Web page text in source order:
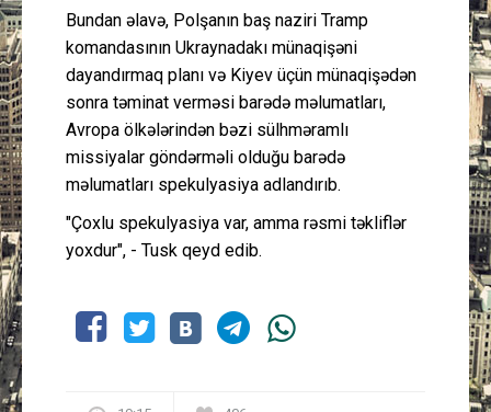
Bundan əlavə, Polşanın baş naziri Tramp
komandasının Ukraynadakı münaqişəni
dayandırmaq planı və Kiyev üçün münaqişədən
sonra təminat verməsi barədə məlumatları,
Avropa ölkələrindən bəzi sülhməramlı
missiyalar göndərməli olduğu barədə
məlumatları spekulyasiya adlandırıb.
"Çoxlu spekulyasiya var, amma rəsmi təkliflər
yoxdur", - Tusk qeyd edib.